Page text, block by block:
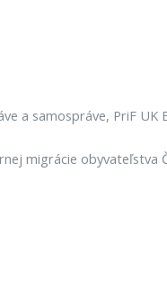
a samospráve, PriF UK
migrácie obyvateľstva